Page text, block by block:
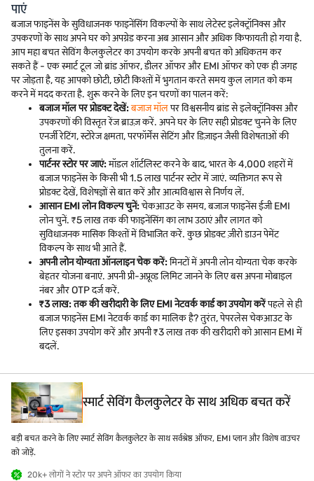
पाएं
बजाज फाइनेंस के सुविधाजनक फाइनेंसिंग विकल्पों के साथ लेटेस्ट इलेक्ट्रॉनिक्स और
उपकरणों के साथ अपने घर को अपग्रेड करना अब आसान और अधिक किफायती हो गया है.
आप महा बचत सेविंग कैलकुलेटर का उपयोग करके अपनी बचत को अधिकतम कर
सकते हैं - एक स्मार्ट टूल जो ब्रांड ऑफर, डीलर ऑफर और EMI ऑफर को एक ही जगह
पर जोड़ता है, यह आपको छोटी, छोटी किश्तों में भुगतान करते समय कुल लागत को कम
करने में मदद करता है. शुरू करने के लिए इन चरणों का पालन करें:
बजाज मॉल पर प्रोडक्ट देखें:बजाज मॉलपर विश्वसनीय ब्रांड से इलेक्ट्रॉनिक्स और
उपकरणों की विस्तृत रेंज ब्राउज़ करें. अपने घर के लिए सही प्रोडक्ट चुनने के लिए
एनर्जी रेटिंग, स्टोरेज क्षमता, परफॉर्मेंस सेटिंग और डिज़ाइन जैसी विशेषताओं की
तुलना करें.
पार्टनर स्टोर पर जाएं:मॉडल शॉर्टलिस्ट करने के बाद, भारत के 4,000 शहरों में
बजाज फाइनेंस के किसी भी 1.5 लाख पार्टनर स्टोर में जाएं. व्यक्तिगत रूप से
प्रोडक्ट देखें, विशेषज्ञों से बात करें और आत्मविश्वास से निर्णय लें.
आसान EMI लोन विकल्प चुनें:चेकआउट के समय, बजाज फाइनेंस ईजी EMI
लोन चुनें. ₹5 लाख तक की फाइनेंसिंग का लाभ उठाएं और लागत को
सुविधाजनक मासिक किश्तों में विभाजित करें. कुछ प्रोडक्ट ज़ीरो डाउन पेमेंट
विकल्प के साथ भी आते हैं.
अपनी लोन योग्यता ऑनलाइन चेक करें:मिनटों में अपनी लोन योग्यता चेक करके
बेहतर योजना बनाएं. अपनी प्री-अप्रूव्ड लिमिट जानने के लिए बस अपना मोबाइल
नंबर और OTP दर्ज करें.
₹3 लाख: तक की खरीदारी के लिए EMI नेटवर्क कार्ड का उपयोग करेंपहले से ही
बजाज फाइनेंस EMI नेटवर्क कार्ड का मालिक है? तुरंत, पेपरलेस चेकआउट के
लिए इसका उपयोग करें और अपनी ₹3 लाख तक की खरीदारी को आसान EMI में
बदलें.
स्मार्ट सेविंग कैलकुलेटर के साथ अधिक बचत करें
बड़ी बचत करने के लिए स्मार्ट सेविंग कैलकुलेटर के साथ सर्वश्रेष्ठ ऑफर, EMI प्लान और विशेष वाउचर
को जोड़ें.
20k+ लोगों ने स्टोर पर अपने ऑफर का उपयोग किया